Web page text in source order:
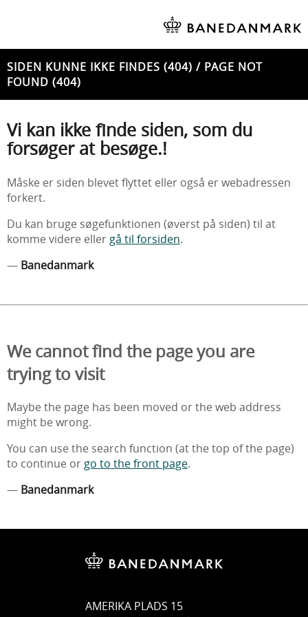
SIDEN KUNNE IKKE FINDES (404) / PAGE NOT
FOUND (404)
Vi kan ikke finde siden, som du
forsøger at besøge.!
Måske er siden blevet flyttet eller også er webadressen
forkert.
Du kan bruge søgefunktionen (øverst på siden) til at
komme videre eller gå til forsiden.
— Banedanmark
We cannot find the page you are
trying to visit
Maybe the page has been moved or the web address
might be wrong.
You can use the search function (at the top of the page)
to continue or go to the front page.
— Banedanmark
AMERIKA PLADS 15